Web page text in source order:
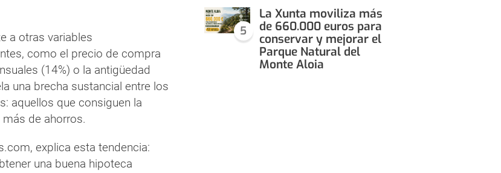
a otras variables
como el precio de compra
(14%) o la antigüedad
una brecha sustancial entre los
aquellos que consiguen la
de ahorros.
explica esta tendencia:
una buena hipoteca
5
La Xunta moviliza más
de 660.000 euros para
conservar y mejorar el
Parque Natural del
Monte Aloia